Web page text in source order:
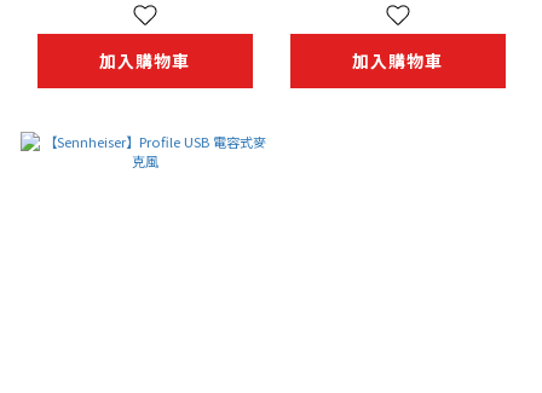
加入購物車 加入購物車